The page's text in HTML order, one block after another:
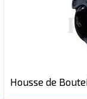
Housse de